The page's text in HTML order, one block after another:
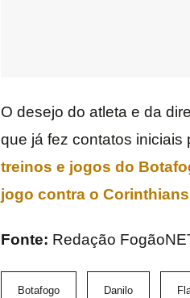
O desejo do atleta e da
que já fez contatos iniciais
treinos e jogos do
jogo contra o
Fonte: Redação
Botafogo Danilo